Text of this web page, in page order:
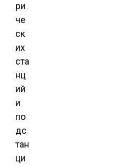
ри
че
ск
их
ста
нц
ий
и
по
дс
тан
ци